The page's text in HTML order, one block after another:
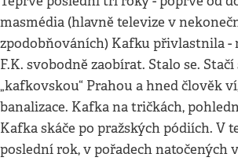
masmédia (hlavně televize v
zpodobňováních) Kafku přivlastnila -
F.K. svobodně zaobírat. Stalo se.
„kafkovskou“ Prahou a hned člověk
banalizace. Kafka na tričkách,
Kafka skáče po pražských pódiích. V
poslední rok, v pořadech natočených